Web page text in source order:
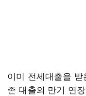
이미 전세대출을
존 대출의 만기 연